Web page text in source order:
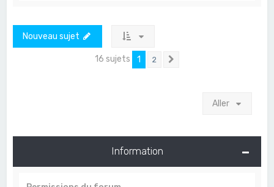
Nouveau sujet
16 sujets 1 2
Aller
Information